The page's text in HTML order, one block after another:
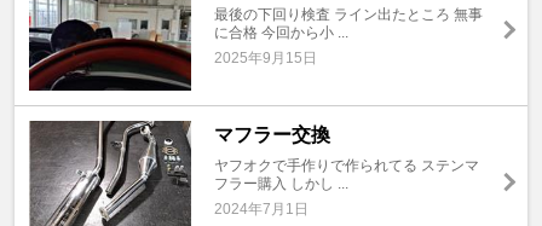
最後の下回り検査 ライン出たところ 無事
に合格 今回から小 ...
2025年9月15日
マフラー交換
ヤフオクで手作りで作られてる ステンマ
フラー購入 しかし ...
2024年7月1日